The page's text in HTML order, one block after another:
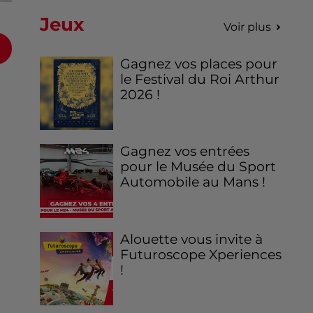
Jeux Voir plus
Gagnez vos places pour
le Festival du Roi Arthur
2026 !
Gagnez vos entrées
pour le Musée du Sport
Automobile au Mans !
Alouette vous invite à
Futuroscope Xperiences
!